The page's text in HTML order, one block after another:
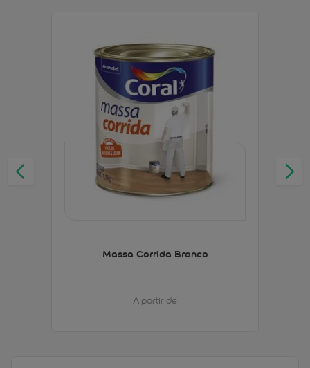
Massa Corrida Branco
A partir de